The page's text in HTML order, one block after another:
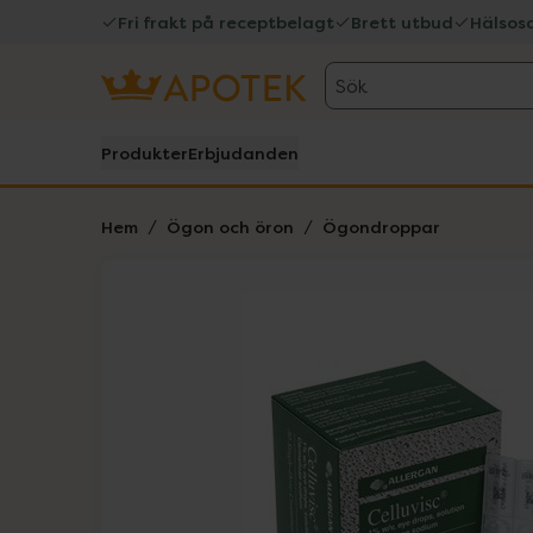
Fri frakt på receptbelagt Brett utbud
Sök
ProdukterErbjudanden
Hem Ögon och öron Ögondroppar